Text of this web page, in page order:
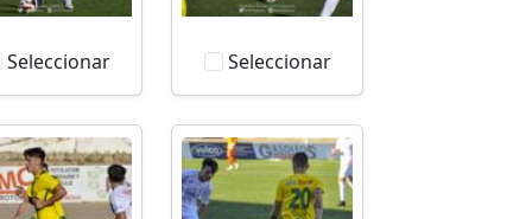
Seleccionar Seleccionar